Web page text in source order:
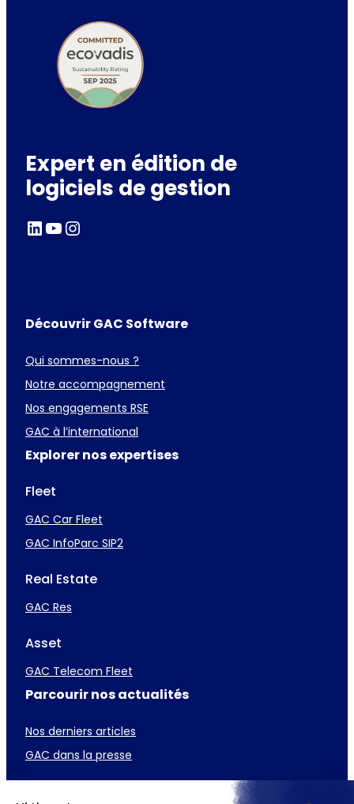
Expert en édition de
logiciels de gestion
LinkedIn
YouTube
Instagram
Découvrir GAC Software
Qui sommes-nous ?
Notre accompagnement
Nos engagements RSE
GAC à l’international
Explorer nos expertises
Fleet
GAC Car Fleet
GAC InfoParc SIP2
Real Estate
GAC Res
Asset
GAC Telecom Fleet
Parcourir nos actualités
Nos derniers articles
GAC dans la presse